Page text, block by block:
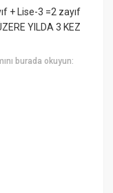
+ Lise-3 =2 zayıf
YILDA 3 KEZ
burada okuyun: